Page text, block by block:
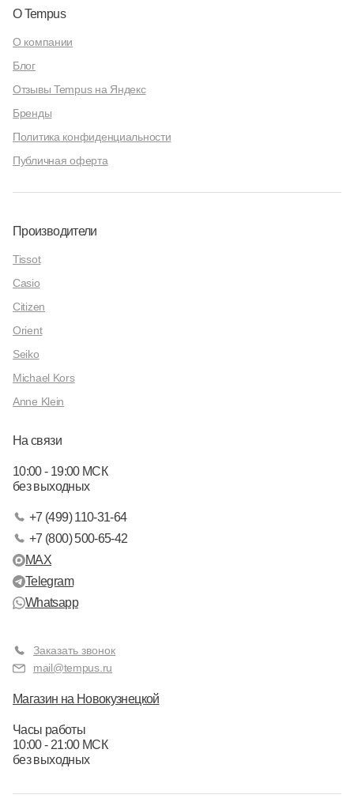
О Tempus
О компании
Блог
Отзывы Tempus на Яндекс
Бренды
Политика конфиденциальности
Публичная оферта
Производители
Tissot
Casio
Citizen
Orient
Seiko
Michael Kors
Anne Klein
На связи
10:00 - 19:00 МСК
без выходных
+7 (499) 110-31-64
+7 (800) 500-65-42
MAX
Telegram
Whatsapp
Заказать звонок
mail@tempus.ru
Магазин на Новокузнецкой
Часы работы
10:00 - 21:00 МСК
без выходных